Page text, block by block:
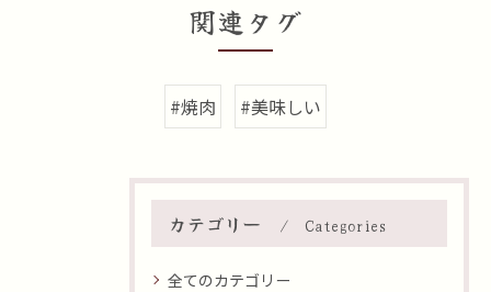
関連タグ
#焼肉 #美味しい
カテゴリー Categories
全てのカテゴリー